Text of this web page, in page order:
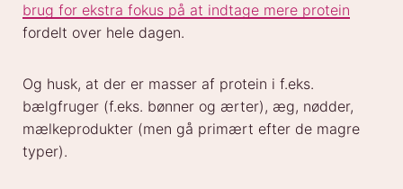
brug for ekstra fokus på at indtage mere protein
fordelt over hele dagen.
Og husk, at der er masser af protein i f.eks.
bælgfruger (f.eks. bønner og ærter), æg, nødder,
mælkeprodukter (men gå primært efter de magre
typer).